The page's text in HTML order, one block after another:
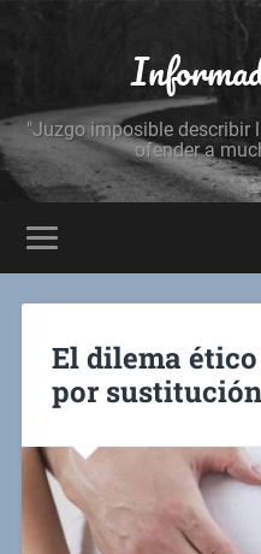
"Juzgo imposible describir
ofender a
El dilema
por sustitución